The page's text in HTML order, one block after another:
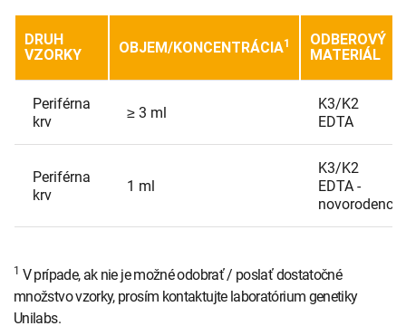
DRUH
VZORKY
OBJEM/KONCENTRÁCIA1
ODBEROVÝ
MATERIÁL
Periférna
krv
≥ 3 ml
K3/K2
EDTA
Periférna
krv
1 ml
K3/K2
EDTA -
novorodenci
1 V prípade, ak nie je možné odobrať / poslať dostatočné
množstvo vzorky, prosím kontaktujte laboratórium genetiky
Unilabs.